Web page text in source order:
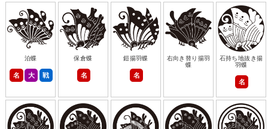
泊蝶
名 大 戦
保倉蝶
名
鎧揚羽蝶
名
右向き替り揚羽
蝶
石持ち地抜き揚
羽蝶
名